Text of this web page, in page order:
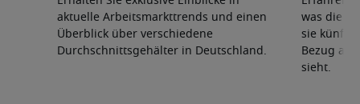
aktuelle Arbeitsmarkttrends und einen
Überblick über verschiedene
Durchschnittsgehälter in Deutschland.
was die
sie
Bezug
sieht.